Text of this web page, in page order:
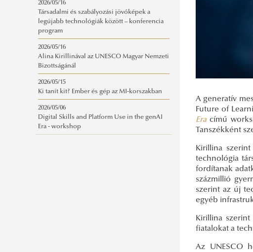
2026/05/16
Társadalmi és szabályozási jövőképek a
legújabb technológiák között – konferencia
program
2026/05/16
Alina Kirillinával az UNESCO Magyar Nemzeti
Bizottságánál
2026/05/15
Ki tanít kit? Ember és gép az MI-korszakban
2026/05/06
Digital Skills and Platform Use in the genAI
Era - workshop
A generatív
Future of
Era című
Tanszékként
Kirillina
technológia
fordítanak
százmillió
szerint az új
egyéb
Kirillina
fiatalokat a
Az UNESCO